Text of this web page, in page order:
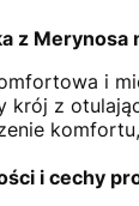
z Merynosa
i
krój z
i cechy